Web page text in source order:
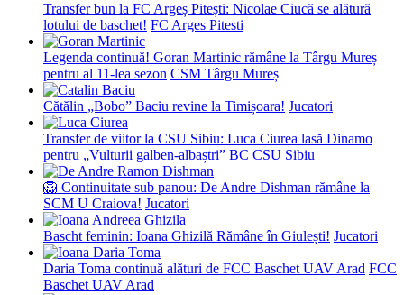
Transfer bun la FC Argeș Pitești: Nicolae Ciucă se alătură
lotului de baschet! FC Arges Pitesti
Legenda continuă! Goran Martinic rămâne la Târgu Mureș
pentru al 11-lea sezon CSM Târgu Mureș
Cătălin „Bobo” Baciu revine la Timișoara! Jucatori
Transfer de viitor la CSU Sibiu: Luca Ciurea lasă Dinamo
pentru „Vulturii galben-albaștri” BC CSU Sibiu
🦁 Continuitate sub panou: De Andre Dishman rămâne la
SCM U Craiova! Jucatori
Bascht feminin: Ioana Ghizilă Rămâne în Giulești! Jucatori
Daria Toma continuă alături de FCC Baschet UAV Arad FCC
Baschet UAV Arad